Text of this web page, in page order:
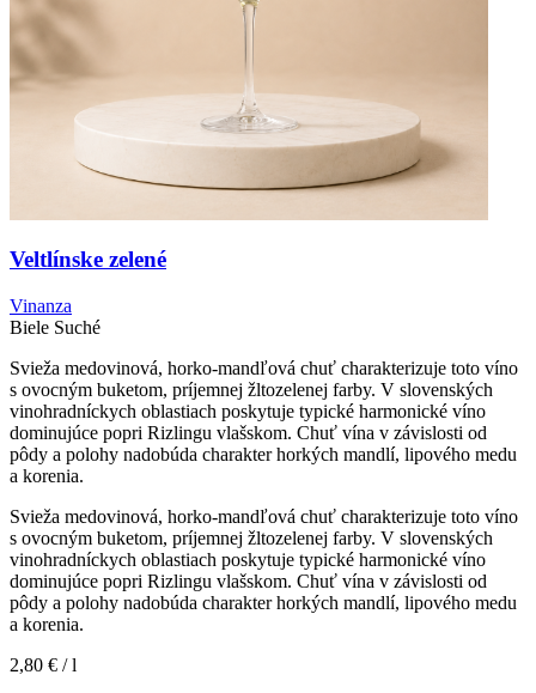
Veltlínske zelené
Vinanza
Biele Suché
Svieža medovinová, horko-mandľová chuť charakterizuje toto víno
s ovocným buketom, príjemnej žltozelenej farby. V slovenských
vinohradníckych oblastiach poskytuje typické harmonické víno
dominujúce popri Rizlingu vlašskom. Chuť vína v závislosti od
pôdy a polohy nadobúda charakter horkých mandlí, lipového medu
a korenia.
Svieža medovinová, horko-mandľová chuť charakterizuje toto víno
s ovocným buketom, príjemnej žltozelenej farby. V slovenských
vinohradníckych oblastiach poskytuje typické harmonické víno
dominujúce popri Rizlingu vlašskom. Chuť vína v závislosti od
pôdy a polohy nadobúda charakter horkých mandlí, lipového medu
a korenia.
2,80 € / l